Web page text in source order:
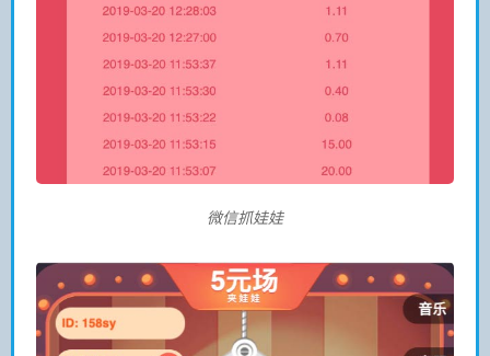
微信抓娃娃